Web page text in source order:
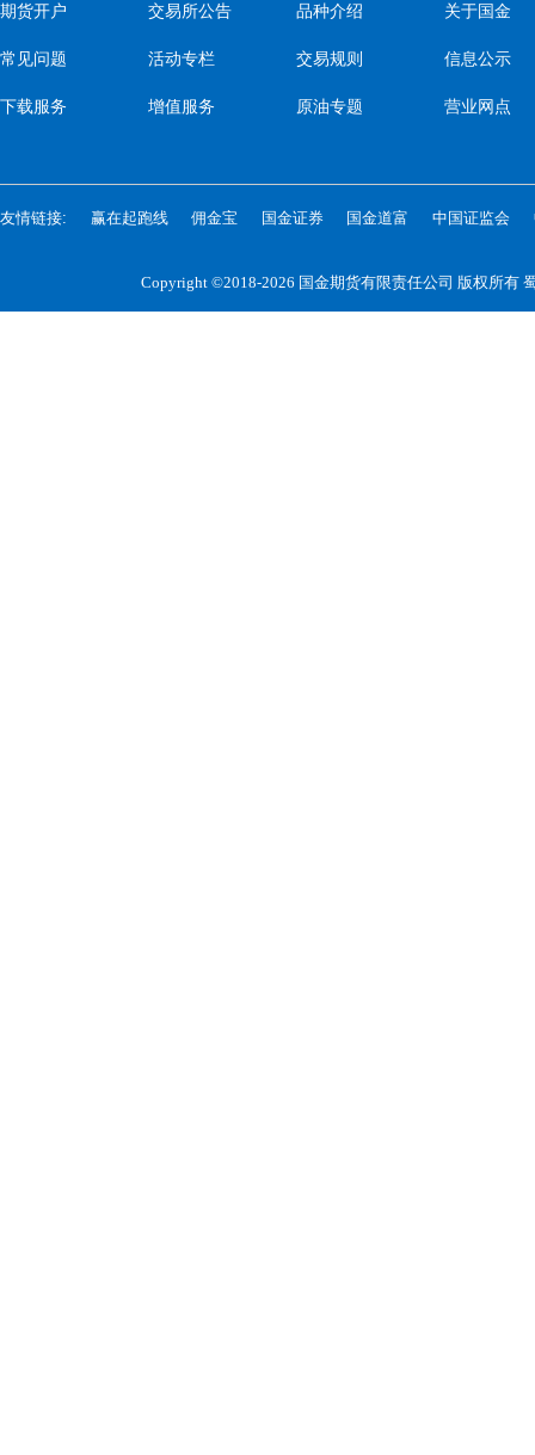
期货开户
常见问题
下载服务
交易所公告
活动专栏
增值服务
品种介绍
交易规则
原油专题
关于国金
信息公示
营业网点
友情链接: 赢在起跑线 佣金宝 国金证券 国金道富 中国证监会
Copyright ©2018-2026 国金期货有限责任公司 版权所有